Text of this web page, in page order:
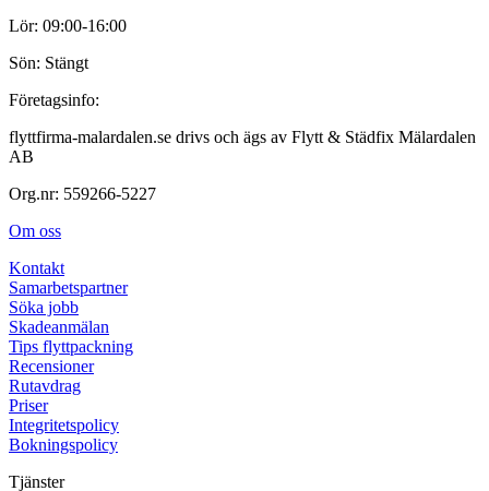
Lör: 09:00-16:00
Sön: Stängt
Företagsinfo:
flyttfirma-malardalen.se drivs och ägs av Flytt & Städfix Mälardalen
AB
Org.nr: 559266-5227
Om oss
Kontakt
Samarbetspartner
Söka jobb
Skadeanmälan
Tips flyttpackning
Recensioner
Rutavdrag
Priser
Integritetspolicy
Bokningspolicy
Tjänster